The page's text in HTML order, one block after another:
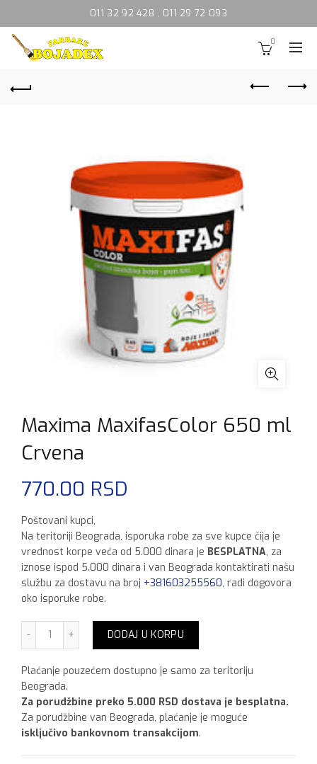
011 32 92 428 , 011 29 72 093
0
Maxima MaxifasColor 650 ml
Crvena
770.00 RSD
Poštovani kupci,
Na teritoriji Beograda, isporuka robe za sve kupce čija je
vrednost korpe veća od 5.000 dinara je BESPLATNA, za
iznose ispod 5.000 dinara i van Beograda kontaktirati našu
službu za dostavu na broj +381603255560, radi dogovora
oko isporuke robe.
Maxima MaxifasColor 650 ml Crvena količina
DODAJ U KORPU
Plaćanje pouzećem dostupno je samo za teritoriju
Beograda.
Za porudžbine preko 5.000 RSD dostava je besplatna.
Za porudžbine van Beograda, plaćanje je moguće
isključivo bankovnom transakcijom.